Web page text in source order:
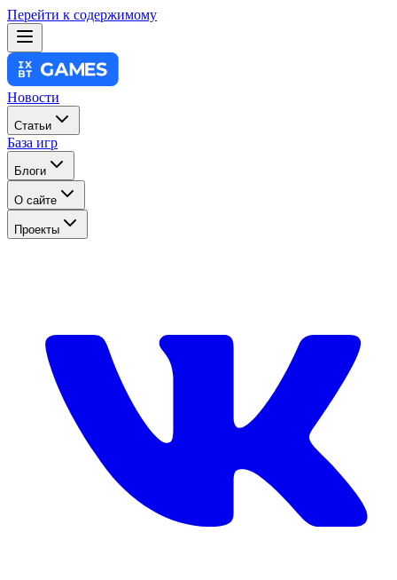
Перейти к содержимому
Новости
Статьи
База игр
Блоги
О сайте
Проекты